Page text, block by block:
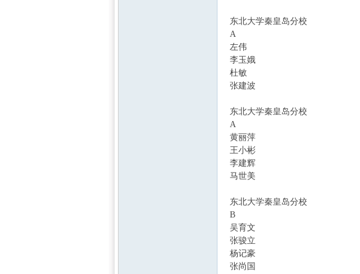
东北大学秦皇岛分校
A
左伟
李玉娥
杜敏
张建波
东北大学秦皇岛分校
A
黄丽萍
王小彬
李建辉
马世美
东北大学秦皇岛分校
B
吴育文
张骏立
杨记豪
张尚国